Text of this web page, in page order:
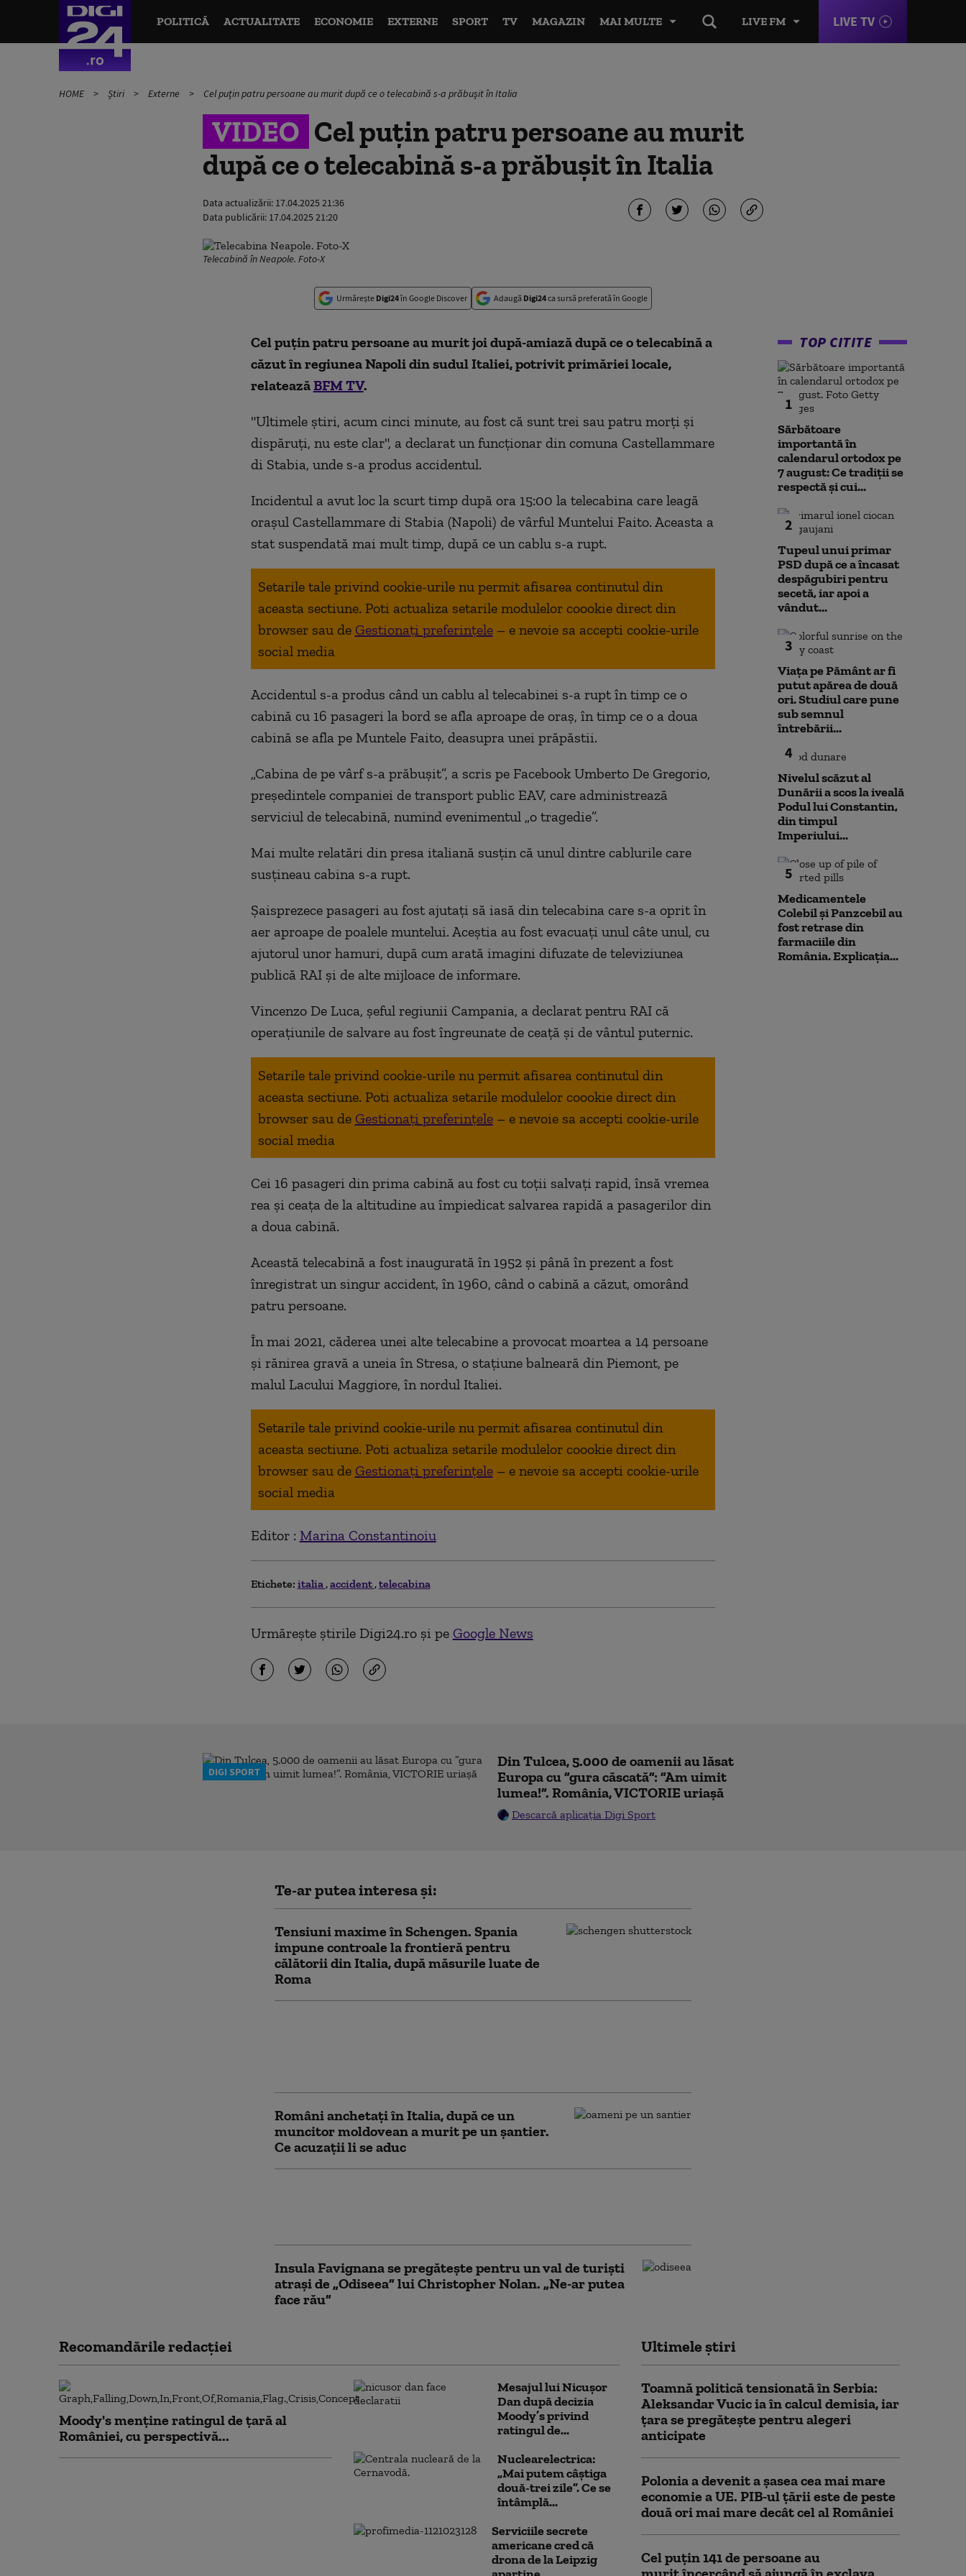
LIVE FM LIVE TV
POLITICĂ ACTUALITATE ECONOMIE EXTERNE SPORT TV MAGAZIN MAI MULTE
HOME Știri Externe Cel puțin patru persoane au murit după ce o telecabină s-a prăbușit în Italia
VIDEO Cel puțin patru persoane au murit
după ce o telecabină s-a prăbușit în Italia
Data actualizării: 17.04.2025 21:36
Data publicării: 17.04.2025 21:20
Telecabină în Neapole. Foto-X
Urmărește Digi24în Google Discover Adaugă Digi24ca sursă preferată în Google
Cel puțin patru persoane au murit joi după-amiază după ce o telecabină a
căzut în regiunea Napoli din sudul Italiei, potrivit primăriei locale,
relateazăBFM TV.
"Ultimele ştiri, acum cinci minute, au fost că sunt trei sau patru morţi şi
dispăruţi, nu este clar", a declarat un funcţionar din comuna Castellammare
di Stabia, unde s-a produs accidentul.
Incidentul a avut loc la scurt timp după ora 15:00 la telecabina care leagă
orașul Castellammare di Stabia (Napoli) de vârful Muntelui Faito. Aceasta a
stat suspendată mai mult timp, după ce un cablu s-a rupt.
Setarile tale privind cookie-urile nu permit afisarea continutul din
aceasta sectiune. Poti actualiza setarile modulelor coookie direct din
browser sau de Gestionați preferințele – e nevoie sa accepti cookie-urile
social media
Accidentul s-a produs când un cablu al telecabinei s-a rupt în timp ce o
cabină cu 16 pasageri la bord se afla aproape de oraș, în timp ce o a doua
cabină se afla pe Muntele Faito, deasupra unei prăpăstii.
„Cabina de pe vârf s-a prăbuşit”, a scris pe Facebook Umberto De Gregorio,
preşedintele companiei de transport public EAV, care administrează
serviciul de telecabină, numind evenimentul „o tragedie”.
Mai multe relatări din presa italiană susţin că unul dintre cablurile care
susţineau cabina s-a rupt.
Şaisprezece pasageri au fost ajutaţi să iasă din telecabina care s-a oprit în
aer aproape de poalele muntelui. Aceştia au fost evacuaţi unul câte unul, cu
ajutorul unor hamuri, după cum arată imagini difuzate de televiziunea
publică RAI şi de alte mijloace de informare.
Vincenzo De Luca, şeful regiunii Campania, a declarat pentru RAI că
operaţiunile de salvare au fost îngreunate de ceaţă şi de vântul puternic.
Setarile tale privind cookie-urile nu permit afisarea continutul din
aceasta sectiune. Poti actualiza setarile modulelor coookie direct din
browser sau de Gestionați preferințele – e nevoie sa accepti cookie-urile
social media
Cei 16 pasageri din prima cabină au fost cu toții salvați rapid, însă vremea
rea și ceața de la altitudine au împiedicat salvarea rapidă a pasagerilor din
a doua cabină.
Această telecabină a fost inaugurată în 1952 și până în prezent a fost
înregistrat un singur accident, în 1960, când o cabină a căzut, omorând
patru persoane.
În mai 2021, căderea unei alte telecabine a provocat moartea a 14 persoane
și rănirea gravă a uneia în Stresa, o stațiune balneară din Piemont, pe
malul Lacului Maggiore, în nordul Italiei.
Setarile tale privind cookie-urile nu permit afisarea continutul din
aceasta sectiune. Poti actualiza setarile modulelor coookie direct din
browser sau de Gestionați preferințele – e nevoie sa accepti cookie-urile
social media
Editor : Marina Constantinoiu
Etichete: italia accident telecabina
Urmărește știrile Digi24.ro și pe Google News
TOP CITITE
1
Sărbătoare
importantă în
calendarul ortodox pe
7 august: Ce tradiții se
respectă și cui...
2
Tupeul unui primar
PSD după ce a încasat
despăgubiri pentru
secetă, iar apoi a
vândut...
3
Viața pe Pământ ar fi
putut apărea de două
ori. Studiul care pune
sub semnul
întrebării...
4
Nivelul scăzut al
Dunării a scos la iveală
Podul lui Constantin,
din timpul
Imperiului...
5
Medicamentele
Colebil și Panzcebil au
fost retrase din
farmaciile din
România. Explicația...
DIGI SPORT
Din Tulcea, 5.000 de oamenii au lăsat
Europa cu ”gura căscată”: ”Am uimit
lumea!”. România, VICTORIE uriașă
Descarcă aplicația Digi Sport
Te-ar putea interesa și:
Tensiuni maxime în Schengen. Spania
impune controale la frontieră pentru
călătorii din Italia, după măsurile luate de
Roma
Români anchetați în Italia, după ce un
muncitor moldovean a murit pe un șantier.
Ce acuzații li se aduc
Insula Favignana se pregăteşte pentru un val de turişti
atraşi de „Odiseea” lui Christopher Nolan. „Ne-ar putea
face rău”
Recomandările redacţiei
Moody's menține ratingul de țară al
României, cu perspectivă...
Mesajul lui Nicușor
Dan după decizia
Moody’s privind
ratingul de...
Nuclearelectrica:
„Mai putem câștiga
două-trei zile”. Ce se
întâmplă...
Serviciile secrete
americane cred că
drona de la Leipzig
Ultimele știri
Toamnă politică tensionată în Serbia:
Aleksandar Vucic ia în calcul demisia, iar
țara se pregătește pentru alegeri
anticipate
Polonia a devenit a șasea cea mai mare
economie a UE. PIB-ul țării este de peste
două ori mai mare decât cel al României
Cel puţin 141 de persoane au